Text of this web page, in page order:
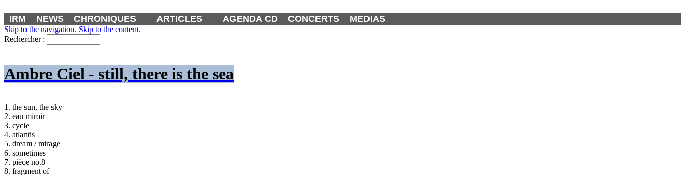
IRM NEWS CHRONIQUES ARTICLES AGENDA CD CONCERTS MEDIAS
Skip to the navigation. Skip to the content.
Rechercher :
Ambre Ciel - still, there is the sea
1. the sun, the sky
2. eau miroir
3. cycle
4. atlantis
5. dream / mirage
6. sometimes
7. pièce no.8
8. fragment of